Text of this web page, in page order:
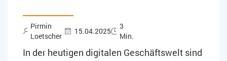
Pirmin
Loetscher
15.04.2025
3
Min.
In der heutigen digitalen Geschäftswelt sind